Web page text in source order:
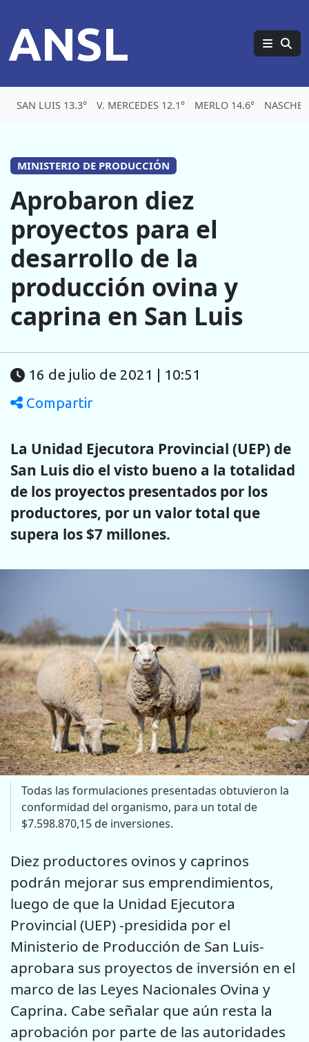
ANSL
SAN LUIS 13.3° V. MERCEDES 12.1° MERLO 14.6°
MINISTERIO DE PRODUCCIÓN
Aprobaron diez
proyectos para el
desarrollo de la
producción ovina y
caprina en San Luis
16 de julio de 2021 | 10:51
Compartir
La Unidad Ejecutora Provincial (UEP) de
San Luis dio el visto bueno a la totalidad
de los proyectos presentados por los
productores, por un valor total que
supera los $7 millones.
Todas las formulaciones presentadas obtuvieron la
conformidad del organismo, para un total de
$7.598.870,15 de inversiones.
Diez productores ovinos y caprinos
podrán mejorar sus emprendimientos,
luego de que la Unidad Ejecutora
Provincial (UEP) -presidida por el
Ministerio de Producción de San Luis-
aprobara sus proyectos de inversión en el
marco de las Leyes Nacionales Ovina y
Caprina. Cabe señalar que aún resta la
aprobación por parte de las autoridades